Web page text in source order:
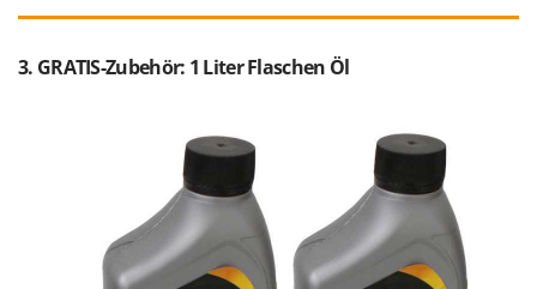
3. GRATIS-Zubehör: 1 Liter Flaschen Öl